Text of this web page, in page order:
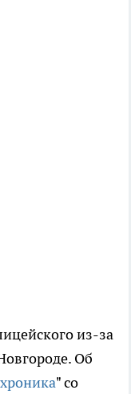
из-за
Об
" со